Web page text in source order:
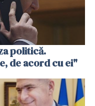
politică.
de acord cu ei"